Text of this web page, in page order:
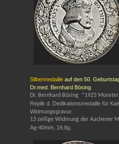
Silbermedaille auf den 50.
Dr.med. Bernhard Bösing
Dr. Bernhard Bösing *1923
Replik d. Dedikationsmedaille für
Widmungsgravur.
13 zeilige Widmung der Aachener
Ag-40mm, 19,8g.